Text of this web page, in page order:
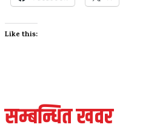
Like this:
सम्बन्धित खवर